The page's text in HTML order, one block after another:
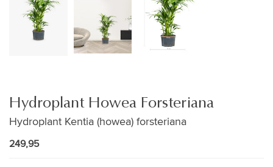
Hydroplant Howea Forsteriana
Hydroplant Kentia (howea) forsteriana
249,95